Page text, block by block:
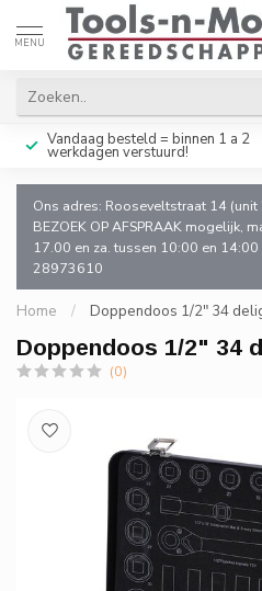
MENU
Vandaag besteld = binnen 1 a 2
werkdagen verstuurd!
Ons adres: Rooseveltstraat 14
BEZOEK OP AFSPRAAK mogelijk,
17.00 en za. tussen 10:00 en
28973610
Home / Doppendoos 1/2" 34
Doppendoos 1/2" 34
(0)